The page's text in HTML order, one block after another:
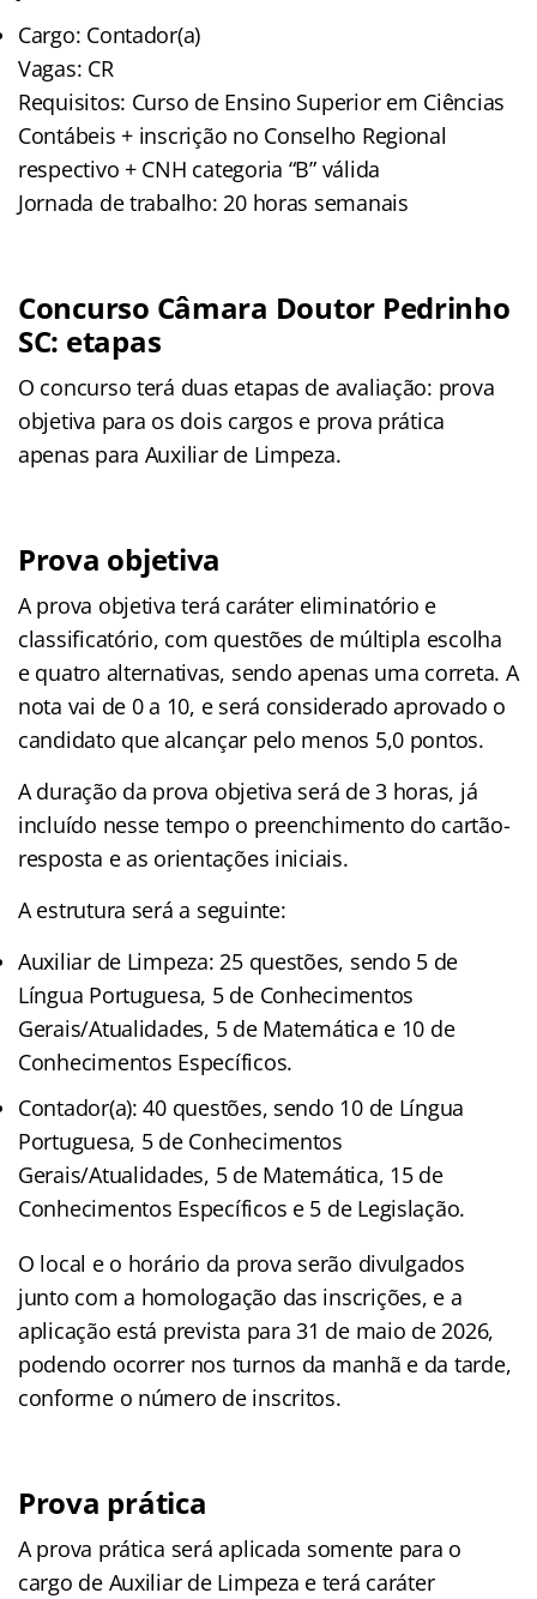
Cargo: Contador(a)
Vagas: CR
Requisitos: Curso de Ensino Superior em Ciências
Contábeis + inscrição no Conselho Regional
respectivo + CNH categoria “B” válida
Jornada de trabalho: 20 horas semanais
Concurso Câmara Doutor Pedrinho
SC: etapas
O concurso terá duas etapas de avaliação: prova
objetiva para os dois cargos e prova prática
apenas para Auxiliar de Limpeza.
Prova objetiva
A prova objetiva terá caráter eliminatório e
classificatório, com questões de múltipla escolha
e quatro alternativas, sendo apenas uma correta. A
nota vai de 0 a 10, e será considerado aprovado o
candidato que alcançar pelo menos 5,0 pontos.
A duração da prova objetiva será de 3 horas, já
incluído nesse tempo o preenchimento do cartão-
resposta e as orientações iniciais.
A estrutura será a seguinte:
Auxiliar de Limpeza: 25 questões, sendo 5 de
Língua Portuguesa, 5 de Conhecimentos
Gerais/Atualidades, 5 de Matemática e 10 de
Conhecimentos Específicos.
Contador(a): 40 questões, sendo 10 de Língua
Portuguesa, 5 de Conhecimentos
Gerais/Atualidades, 5 de Matemática, 15 de
Conhecimentos Específicos e 5 de Legislação.
O local e o horário da prova serão divulgados
junto com a homologação das inscrições, e a
aplicação está prevista para 31 de maio de 2026,
podendo ocorrer nos turnos da manhã e da tarde,
conforme o número de inscritos.
Prova prática
A prova prática será aplicada somente para o
cargo de Auxiliar de Limpeza e terá caráter